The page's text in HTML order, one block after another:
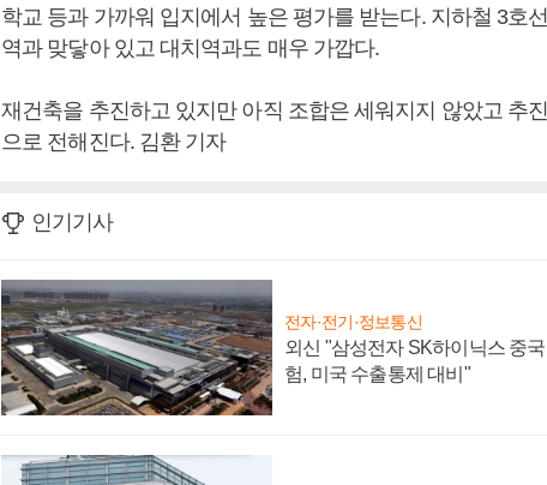
학교 등과 가까워 입지에서 높은 평가를 받는다. 지하철 3호
역과 맞닿아 있고 대치역과도 매우 가깝다.
재건축을 추진하고 있지만 아직 조합은 세워지지 않았고 추
으로 전해진다. 김환 기자
인기기사
전자·전기·정보통신
외신 "삼성전자 SK하이닉스 중
험, 미국 수출통제 대비"